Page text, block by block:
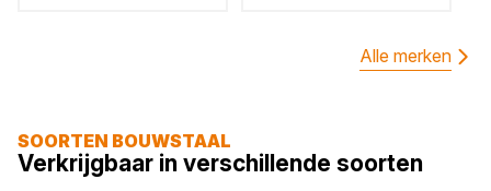
Alle merken
SOORTEN BOUWSTAAL
Verkrijgbaar in verschillende soorten